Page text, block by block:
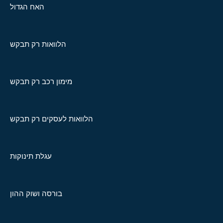
האח הגדול
הלוואות רק תבקש
מימון רכב רק תבקש
הלוואות לעסקים רק תבקש
עגלת תינוקות
בורסה ושוק ההון